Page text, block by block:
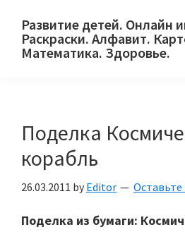
primary
main
primary
Развитие детей. Онлайн
Раскраски. Алфавит.
Математика. Здоровье.
и
их
родителей.
Поделка
корабль
26.03.2011 by Editor
Поделка из бумаги: